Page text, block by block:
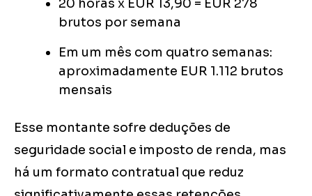
20 horas x EUR 13,90 = EUR 278
brutos por semana
Em um mês com quatro semanas:
aproximadamente EUR 1.112 brutos
mensais
Esse montante sofre deduções de
seguridade social e imposto de renda, mas
há um formato contratual que reduz